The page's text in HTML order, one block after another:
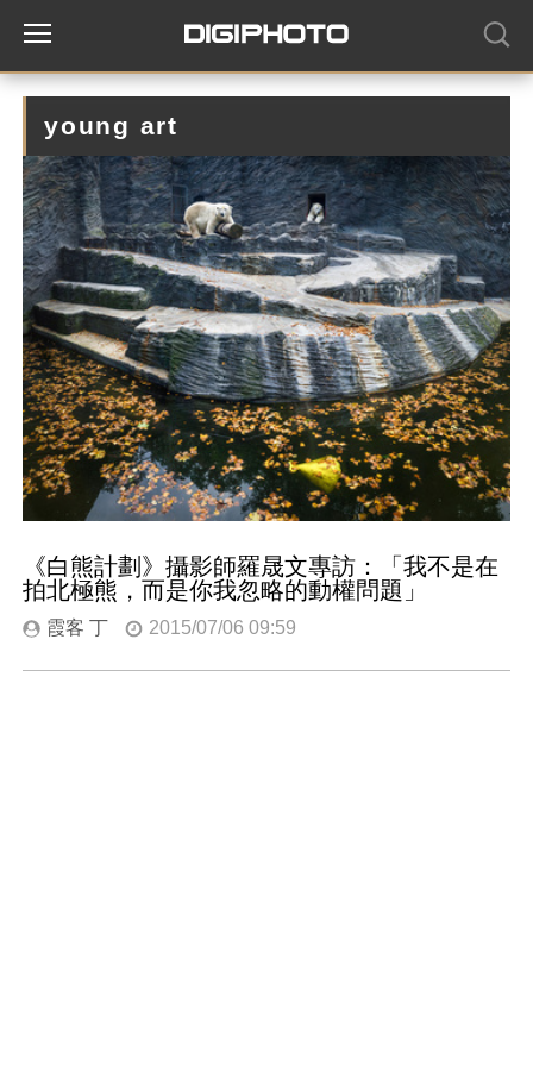
young art
《白熊計劃》攝影師羅晟文專訪：「我不是在
拍北極熊，而是你我忽略的動權問題」
霞客 丁 2015/07/06 09:59